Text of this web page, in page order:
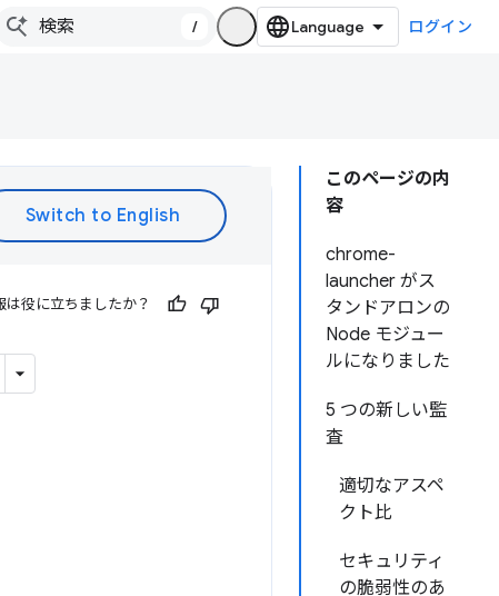
/ ログイン
このページの内
容
chrome-
launcher がス
タンドアロンの
Node モジュー
ルになりました
5 つの新しい監
査
適切なアスペ
クト比
セキュリティ
の脆弱性のあ
は役に立ちましたか？